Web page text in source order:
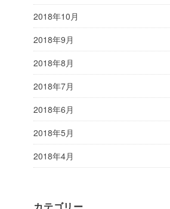
2018年10月
2018年9月
2018年8月
2018年7月
2018年6月
2018年5月
2018年4月